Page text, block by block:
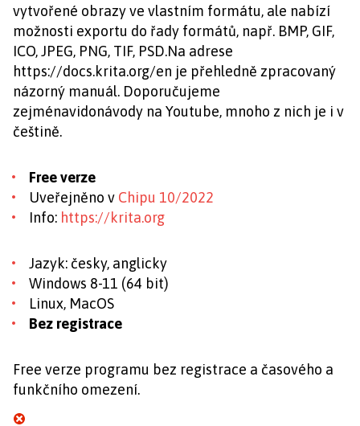
vytvořené obrazy ve vlastním formátu, ale nabízí
možnosti exportu do řady formátů, např. BMP, GIF,
ICO, JPEG, PNG, TIF, PSD.Na adrese
https://docs.krita.org/en je přehledně zpracovaný
názorný manuál. Doporučujeme
zejménavidonávody na Youtube, mnoho z nich je i v
češtině.
Free verze
Uveřejněno v Chipu 10/2022
Info: https://krita.org
Jazyk: česky, anglicky
Windows 8-11 (64 bit)
Linux, MacOS
Bez registrace
Free verze programu bez registrace a časového a
funkčního omezení.